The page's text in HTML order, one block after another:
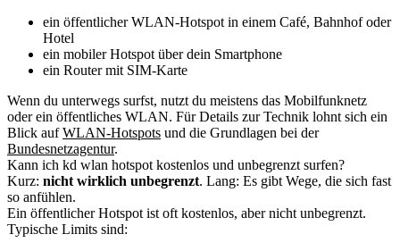
ein öffentlicher WLAN-Hotspot in einem Café, Bahnhof oder
Hotel
ein mobiler Hotspot über dein Smartphone
ein Router mit SIM-Karte
Wenn du unterwegs surfst, nutzt du meistens das Mobilfunknetz
oder ein öffentliches WLAN. Für Details zur Technik lohnt sich ein
Blick aufWLAN-Hotspots und die Grundlagen bei der
Bundesnetzagentur.
Kann ich kd wlan hotspot kostenlos und unbegrenzt surfen?
Kurz: nicht wirklich unbegrenzt. Lang: Es gibt Wege, die sich fast
so anfühlen.
Ein öffentlicher Hotspot ist oft kostenlos, aber nicht unbegrenzt.
Typische Limits sind: